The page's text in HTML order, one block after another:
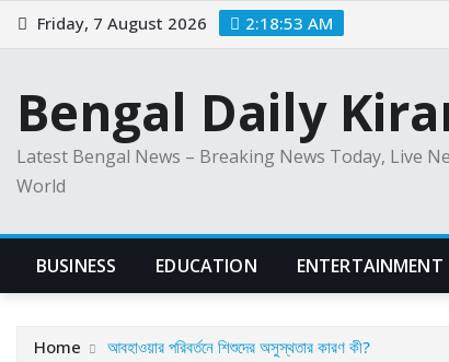
Skip
to
Friday, 7 August 2026 2:18:54 AM
Bengal Daily
Latest Bengal News – Breaking News Today, Live
World
BUSINESS EDUCATION ENTERTAINMENT
Home আবহাওয়ার পরিবর্তনে শিশুদের অসুস্থতার কারণ কী?